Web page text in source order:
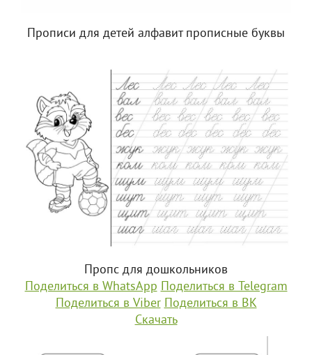
Прописи для детей алфавит прописные буквы
Пропс для дошкольников
Поделиться в WhatsApp Поделиться в Telegram
Поделиться в Viber Поделиться в ВК
Скачать